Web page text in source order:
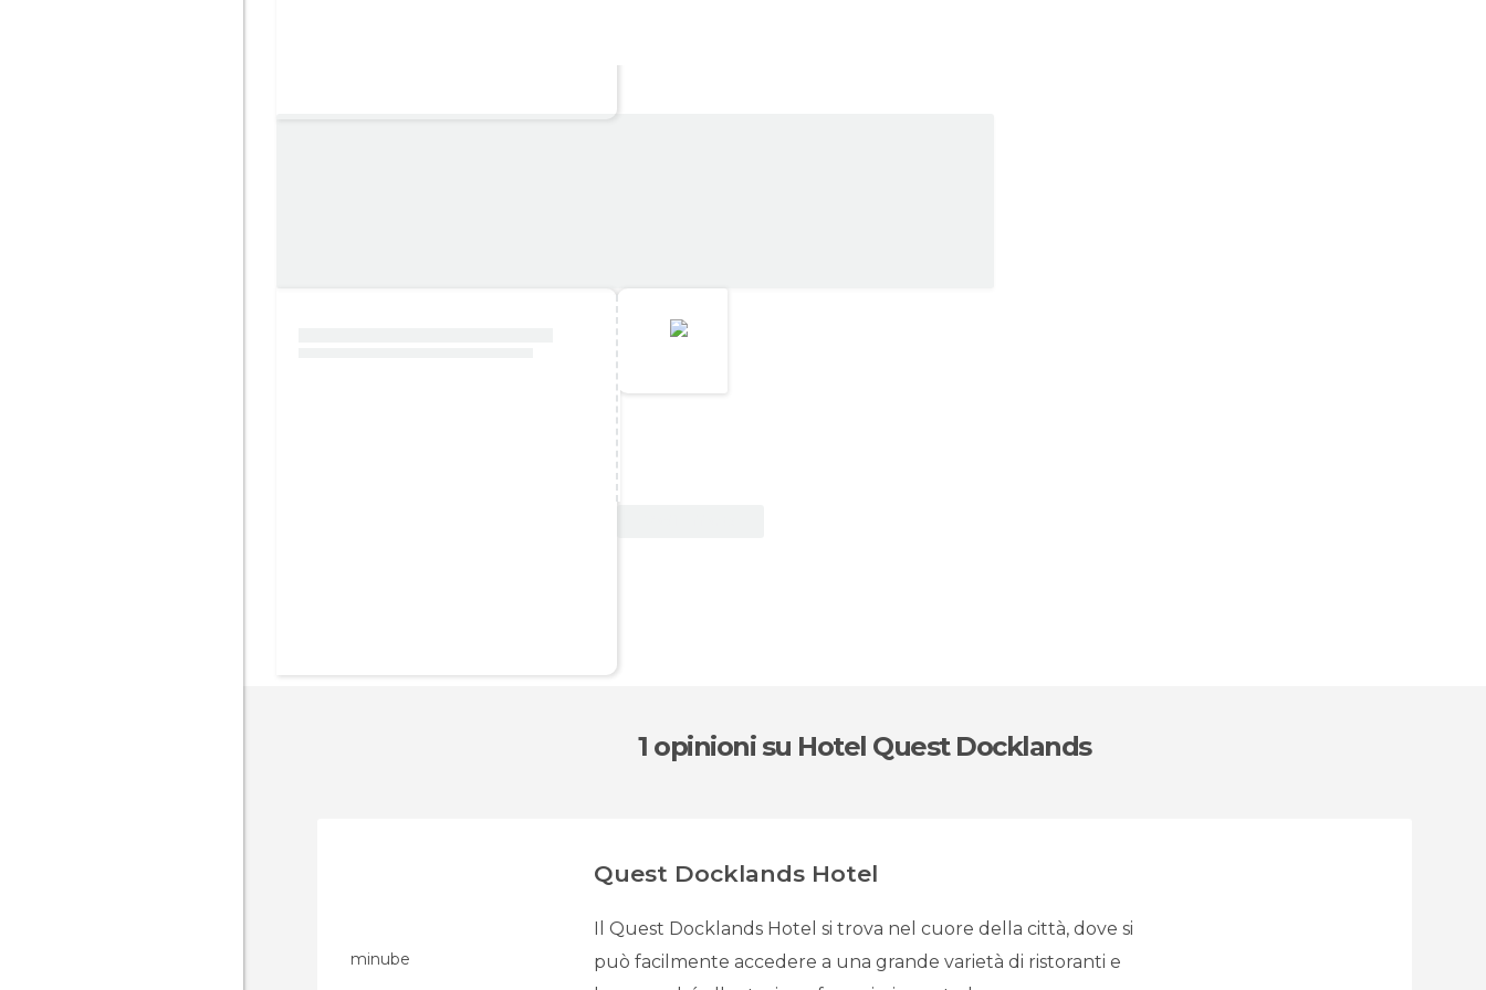
1 opinioni su Hotel Quest Docklands
minube
Quest Docklands Hotel
Il Quest Docklands Hotel si trova nel cuore della città, dove si
può facilmente accedere a una grande varietà di ristoranti e